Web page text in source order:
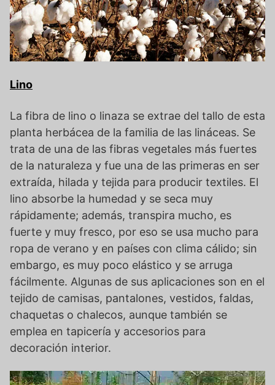
Lino
La fibra de lino o linaza se extrae del tallo de esta
planta herbácea de la familia de las lináceas. Se
trata de una de las fibras vegetales más fuertes
de la naturaleza y fue una de las primeras en ser
extraída, hilada y tejida para producir textiles. El
lino absorbe la humedad y se seca muy
rápidamente; además, transpira mucho, es
fuerte y muy fresco, por eso se usa mucho para
ropa de verano y en países con clima cálido; sin
embargo, es muy poco elástico y se arruga
fácilmente. Algunas de sus aplicaciones son en el
tejido de camisas, pantalones, vestidos, faldas,
chaquetas o chalecos, aunque también se
emplea en tapicería y accesorios para
decoración interior.